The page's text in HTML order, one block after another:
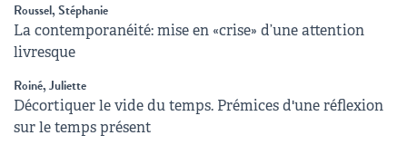
Roussel, Stéphanie
La contemporanéité: mise en «crise» d’une attention
livresque
Roiné, Juliette
Décortiquer le vide du temps. Prémices d'une réflexion
sur le temps présent